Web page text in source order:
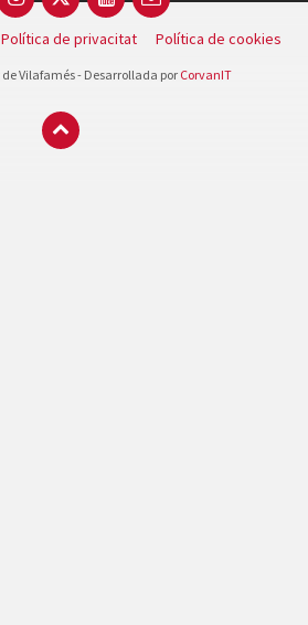
Política de privacitat Política de cookies
Vilafamés - Desarrollada por CorvanIT